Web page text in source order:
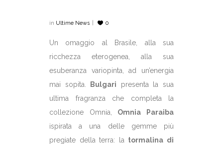
in Ultime News 0
Un omaggio al Brasile, alla sua
ricchezza eterogenea, alla sua
esuberanza variopinta, ad un’energia
mai sopita.
Bulgari presenta la sua
ultima fragranza che completa la
collezione Omnia, Omnia Paraiba
ispirata a una delle gemme più
pregiate della terra: la tormalina di